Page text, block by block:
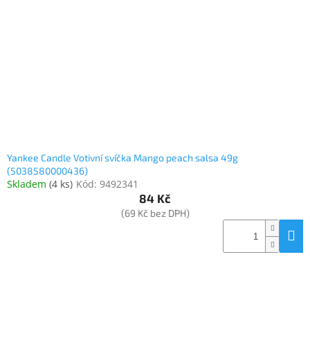
Yankee Candle Votivní svíčka Mango peach salsa 49g
(5038580000436)
Skladem (4 ks) Kód: 9492341
84 Kč
(69 Kč bez DPH)